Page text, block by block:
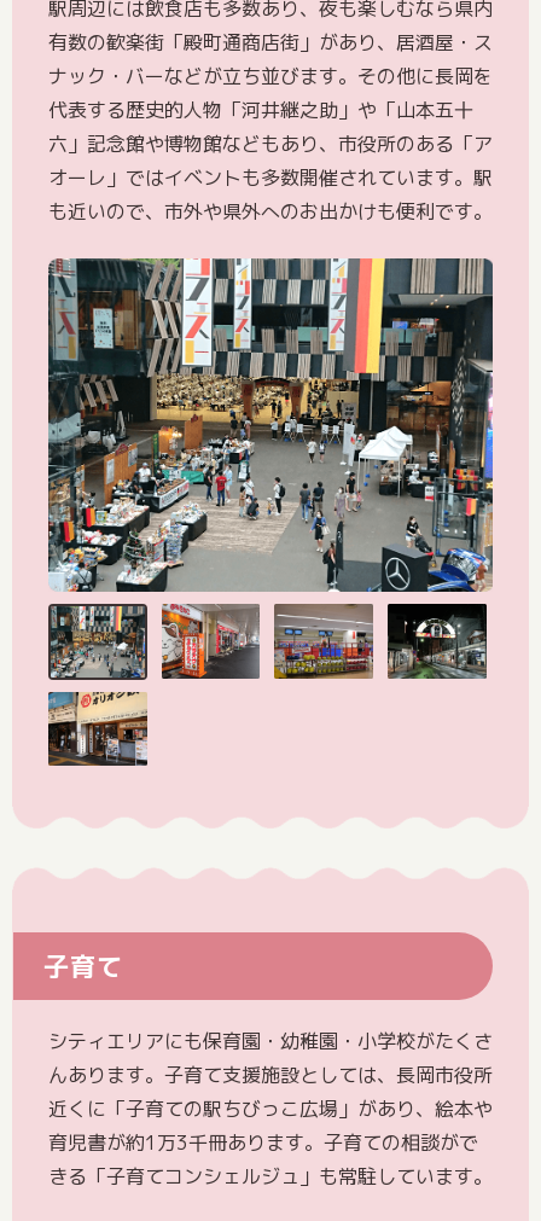
駅周辺には飲食店も多数あり、夜も楽しむなら県内
有数の歓楽街「殿町通商店街」があり、居酒屋・ス
ナック・バーなどが立ち並びます。その他に長岡を
代表する歴史的人物「河井継之助」や「山本五十
六」記念館や博物館などもあり、市役所のある「ア
オーレ」ではイベントも多数開催されています。駅
も近いので、市外や県外へのお出かけも便利です。
子育て
シティエリアにも保育園・幼稚園・小学校がたくさ
んあります。子育て支援施設としては、長岡市役所
近くに「子育ての駅ちびっこ広場」があり、絵本や
育児書が約1万3千冊あります。子育ての相談がで
きる「子育てコンシェルジュ」も常駐しています。